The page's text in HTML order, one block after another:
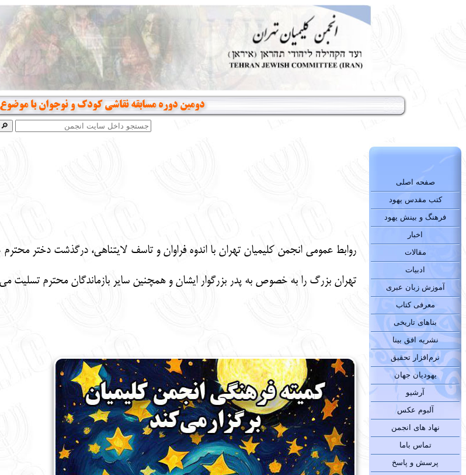
دومین دوره مسابقه نقاشی کودک و نوجوان با موضوع
صفحه اصلی
کتب مقدس یهود
فرهنگ و بینش یهود
اخبار
مقالات
ادبیات
آموزش زبان عبری
معرفی کتاب
بناهای تاریخی
نشریه افق بینا
نرم‌افزار تحقیق
یهودیان جهان
آرشیو
آلبوم عکس
نهاد های انجمن
تماس باما
پرسش و پاسخ
روابط عمومی انجمن کلیمیان تهران با اندوه فراوان و تاسف لایتناهی، درگذشت دختر
تهران بزرگ را به خصوص به پدر بزرگوار ایشان و همچنین سایر بازماندگان محترم تسلیت